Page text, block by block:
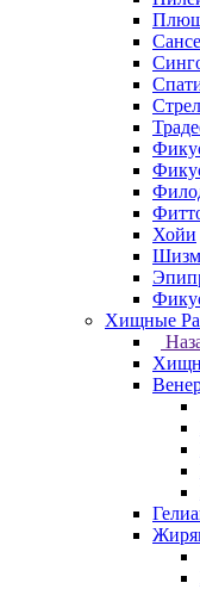
Хойи
Хищные